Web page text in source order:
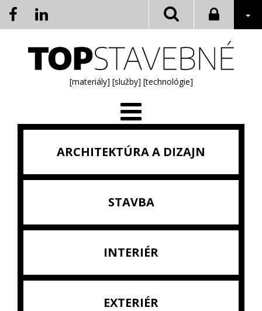
[materiály] [služby] [technológie]
ARCHITEKTÚRA A DIZAJN
STAVBA
INTERIÉR
EXTERIÉR